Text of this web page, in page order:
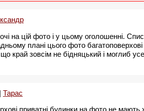
на цій фото і у цьому оголошенні.
плані цього фото
край зовсім не бідняцький і моглиб
Тарас